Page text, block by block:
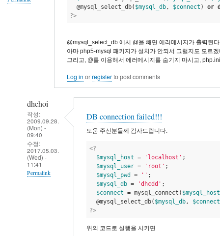
  @mysql_select_db(
$mysql_db, $connect ) or
?>
@mysql_select_db 에서 @을 빼면 에러메시지가 출력된
아마 php5-mysql 패키지가 설치가 안되서 그럴지도 모르
그리고, @를 이용해서 에러메시지를 숨기지 마시고,
Log in orregisterto post comments
dhchoi
작성:
2009.09.28.
(Mon) -
09:40
수정:
2017.05.03.
(Wed) -
11:41
Permalink
DB connection failed!!!
도움 주신분들께 감사드립니다.
<?
$mysql_host = 'localhost' ;
$mysql_user = 'root' ;
$mysql_pwd
= '' ;
$mysql_db = 'dhcdd' ;
$connect = mysql_connect( $mysql_host
  @mysql_select_db(
$mysql_db, $connect
?>
위의 코드로 실행을 시키면